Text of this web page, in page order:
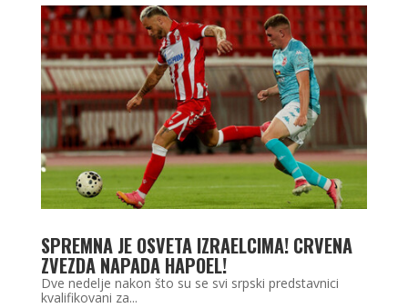
SPREMNA JE OSVETA IZRAELCIMA! CRVENA
ZVEZDA NAPADA HAPOEL!
Dve nedelje nakon što su se svi srpski predstavnici
kvalifikovani za...